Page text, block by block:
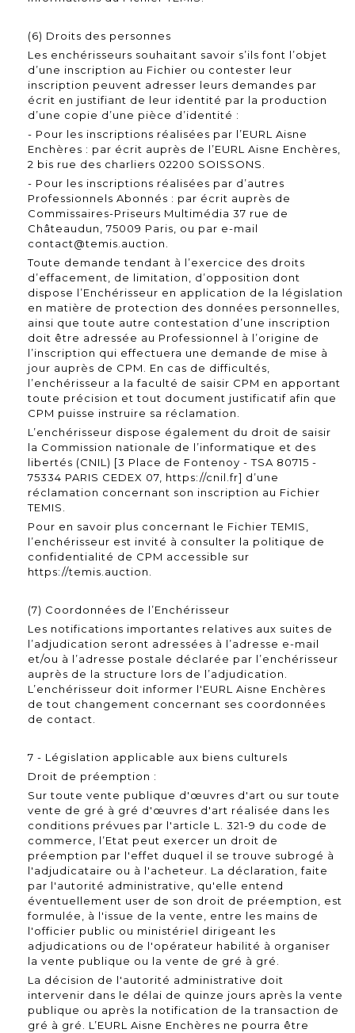
(6) Droits des personnes
Les enchérisseurs souhaitant savoir s’ils font l’objet
d’une inscription au Fichier ou contester leur
inscription peuvent adresser leurs demandes par
écrit en justifiant de leur identité par la production
d’une copie d’une pièce d’identité :
- Pour les inscriptions réalisées par l’EURL Aisne
Enchères : par écrit auprès de l’EURL Aisne Enchères,
2 bis rue des charliers 02200 SOISSONS.
- Pour les inscriptions réalisées par d’autres
Professionnels Abonnés : par écrit auprès de
Commissaires-Priseurs Multimédia 37 rue de
Châteaudun, 75009 Paris, ou par e-mail
contact@temis.auction.
Toute demande tendant à l’exercice des droits
d’effacement, de limitation, d’opposition dont
dispose l’Enchérisseur en application de la législation
en matière de protection des données personnelles,
ainsi que toute autre contestation d’une inscription
doit être adressée au Professionnel à l’origine de
l’inscription qui effectuera une demande de mise à
jour auprès de CPM. En cas de difficultés,
l’enchérisseur a la faculté de saisir CPM en apportant
toute précision et tout document justificatif afin que
CPM puisse instruire sa réclamation.
L’enchérisseur dispose également du droit de saisir
la Commission nationale de l’informatique et des
libertés (CNIL) [3 Place de Fontenoy - TSA 80715 -
75334 PARIS CEDEX 07, https://cnil.fr] d’une
réclamation concernant son inscription au Fichier
TEMIS.
Pour en savoir plus concernant le Fichier TEMIS,
l’enchérisseur est invité à consulter la politique de
confidentialité de CPM accessible sur
https://temis.auction.
(7) Coordonnées de l’Enchérisseur
Les notifications importantes relatives aux suites de
l’adjudication seront adressées à l’adresse e-mail
et/ou à l’adresse postale déclarée par l’enchérisseur
auprès de la structure lors de l’adjudication.
L’enchérisseur doit informer l'EURL Aisne Enchères
de tout changement concernant ses coordonnées
de contact.
7 - Législation applicable aux biens culturels
Droit de préemption :
Sur toute vente publique d'œuvres d'art ou sur toute
vente de gré à gré d'œuvres d'art réalisée dans les
conditions prévues par l'article L. 321-9 du code de
commerce, l’Etat peut exercer un droit de
préemption par l'effet duquel il se trouve subrogé à
l'adjudicataire ou à l'acheteur. La déclaration, faite
par l'autorité administrative, qu'elle entend
éventuellement user de son droit de préemption, est
formulée, à l'issue de la vente, entre les mains de
l'officier public ou ministériel dirigeant les
adjudications ou de l'opérateur habilité à organiser
la vente publique ou la vente de gré à gré.
La décision de l'autorité administrative doit
intervenir dans le délai de quinze jours après la vente
publique ou après la notification de la transaction de
gré à gré. L’EURL Aisne Enchères ne pourra être